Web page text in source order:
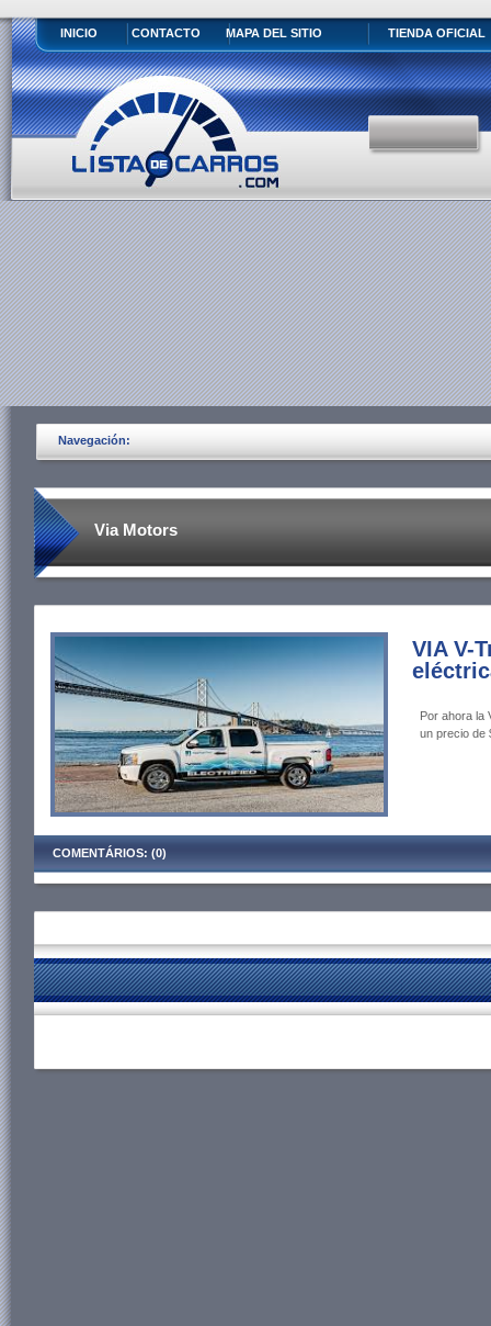
INICIO CONTACTO MAPA DEL SITIO TIENDA OFICIAL
Navegación:
Via Motors
VIA V-
Por ahora la
un precio de
COMENTÁRIOS: (0)